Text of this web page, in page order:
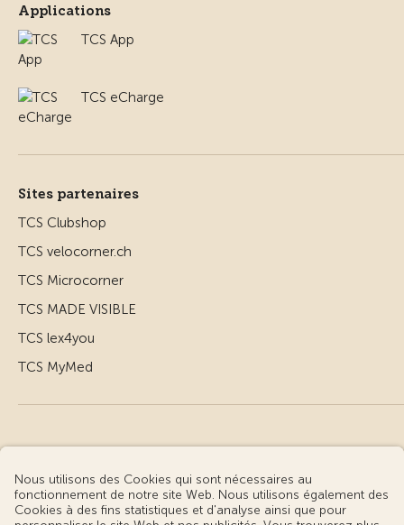
Applications
TCS App
TCS eCharge
Sites partenaires
TCS Clubshop
TCS velocorner.ch
TCS Microcorner
TCS MADE VISIBLE
TCS lex4you
TCS MyMed